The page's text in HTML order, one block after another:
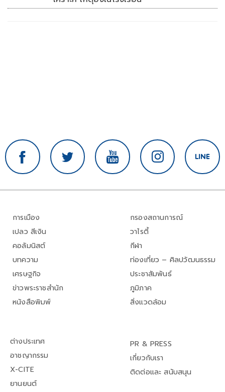
การเมือง
เปลว สีเงิน
คอลัมนิสต์
บทความ
เศรษฐกิจ
ข่าวพระราชสำนัก
หนังสือพิมพ์
กรองสถานการณ์
วาไรตี้
กีฬา
ท่องเที่ยว – ศิลปวัฒนธรรม
ประชาสัมพันธ์
ภูมิภาค
สิ่งแวดล้อม
ต่างประเทศ
อาชญากรรม
X-CITE
ยานยนต์
PR & PRESS
เกี่ยวกับเรา
ติดต่อและ สนับสนุน